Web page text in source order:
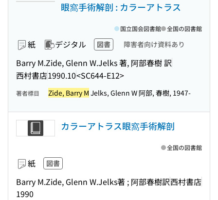
眼窩手術解剖 : カラーアトラス
紙 デジタル 図書 障害者向け資料あり
Barry M.Zide, Glenn W.Jelks 著, 阿部春樹 訳
西村書店1990.10<SC644-E12>
国立国会図書館 全国の図書館
著者標目 Zide, Barry M Jelks, Glenn W 阿部, 春樹, 1947-
カラーアトラス眼窩手術解剖
紙 図書
Barry M.Zide, Glenn W.Jelks著 ; 阿部春樹訳西村書店
1990
全国の図書館